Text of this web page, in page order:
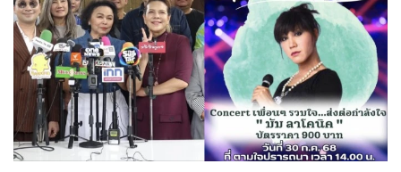
• MGR Live
• Infographic
การเมือง
ท่องเที่ยว
กีฬา
• ต่างประเทศ